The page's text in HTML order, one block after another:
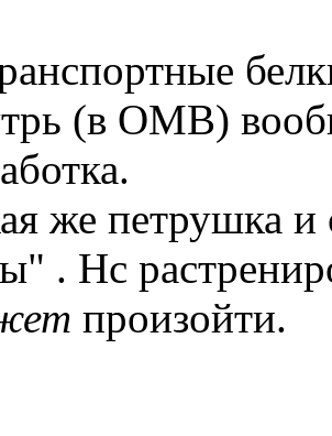
(в ОМВ)
же петрушка и
. Нс
произойти.